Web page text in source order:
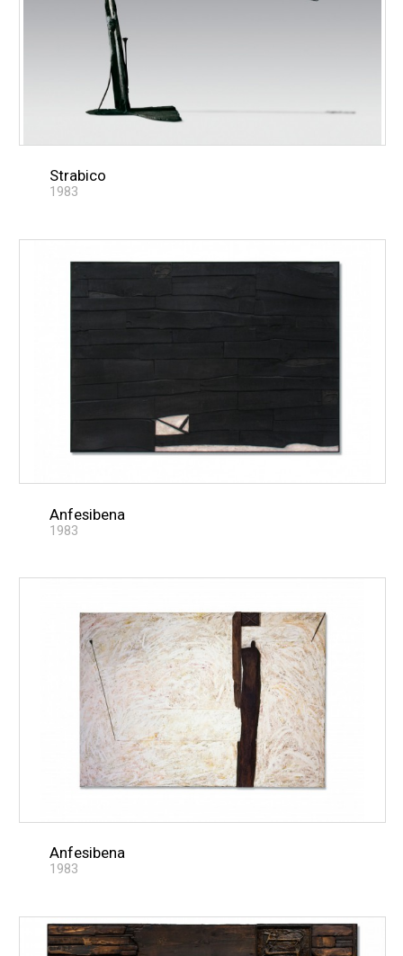
Strabico
1983
Anfesibena
1983
Anfesibena
1983